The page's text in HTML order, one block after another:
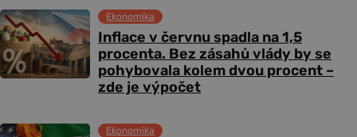
Inflace v červnu spadla na 1,5
procenta. Bez zásahů vlády by se
pohybovala kolem dvou procent –
zde je výpočet
Ekonomika
Ekonomika